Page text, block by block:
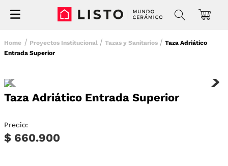
Proyectos Institucional Tazas y Sanitarios
Taza Adriático
Entrada Superior
Taza Adriático Entrada Superior
Precio:
$ 660.900